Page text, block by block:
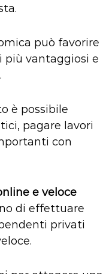
può favorire
più vantaggiosi e
è possibile
pagare lavori
con
e veloce
di effettuare
privati